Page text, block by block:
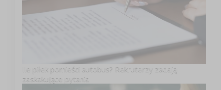
Ile piłek pomieści autobus? Rekruterzy zadają
zaskakujące pytania